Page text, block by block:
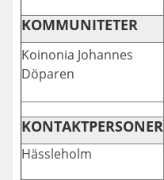
KOMMUNITETER
Koinonia Johannes
Döparen
KONTAKTPERSONER
Hässleholm